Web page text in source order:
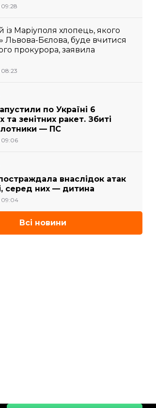
Маріуполя хлопець, якого
Львова-Бєлова, буде вчитися
прокурора, заявила
по Україні 6
та зенітних ракет. Збиті
— ПС
внаслідок атак
серед них — дитина
09:04
Всі новини